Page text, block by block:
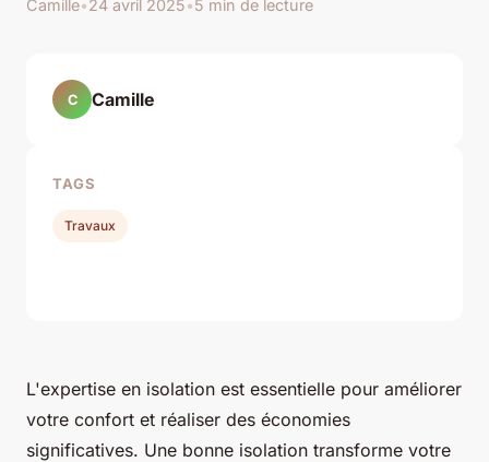
Camille•24 avril 2025•5 min de lecture
L'expertise en isolation est essentielle pour améliorer
votre confort et réaliser des économies
significatives. Une bonne isolation transforme votre
C Camille
TAGS
Travaux